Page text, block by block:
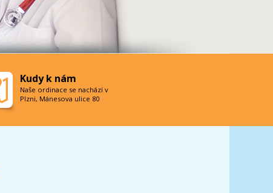
Kudy k nám
Naše ordinace se nachází v
Plzni, Mánesova ulice 80